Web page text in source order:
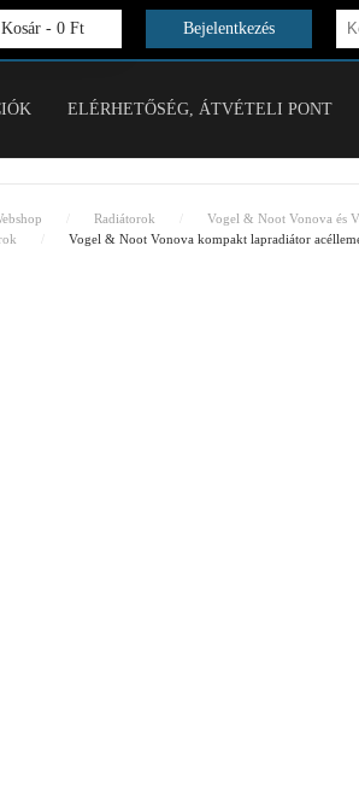
Kosár - 0 Ft Bejelentkezés
ELÉRHETŐSÉG, ÁTVÉTELI PONT
Radiátorok Vogel & Noot Vonova és
Vogel & Noot Vonova kompakt lapradiátor